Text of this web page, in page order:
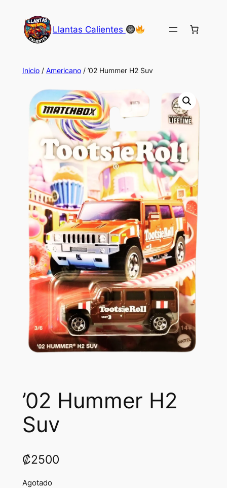
contenido
Llantas Calientes
Inicio/ Americano/ ’02 Hummer H2 Suv
’02 Hummer H2
Suv
₡2500
Agotado